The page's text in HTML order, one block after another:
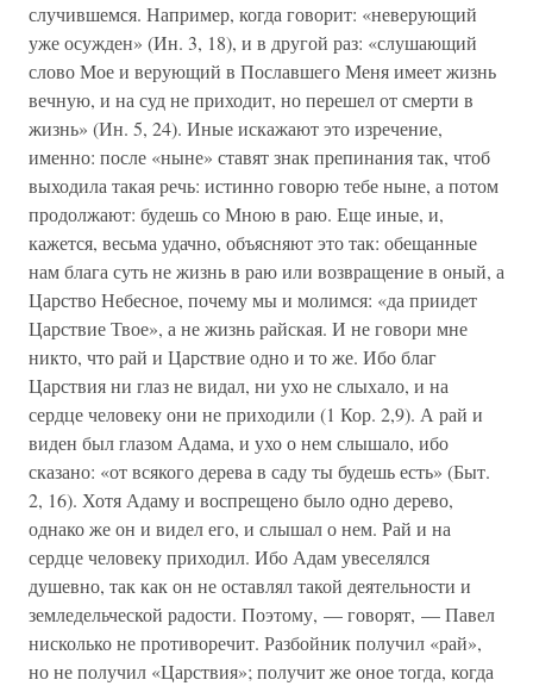
случившемся. Например, когда говорит: «неверующий
уже осужден» (Ин. 3, 18), и в другой раз: «слушающий
слово Мое и верующий в Пославшего Меня имеет жизнь
вечную, и на суд не приходит, но перешел от смерти в
жизнь» (Ин. 5, 24). Иные искажают это изречение,
именно: после «ныне» ставят знак препинания так, чтоб
выходила такая речь: истинно говорю тебе ныне, а потом
продолжают: будешь со Мною в раю. Еще иные, и,
кажется, весьма удачно, объясняют это так: обещанные
нам блага суть не жизнь в раю или возвращение в оный, а
Царство Небесное, почему мы и молимся: «да приидет
Царствие Твое», а не жизнь райская. И не говори мне
никто, что рай и Царствие одно и то же. Ибо благ
Царствия ни глаз не видал, ни ухо не слыхало, и на
сердце человеку они не приходили (1 Кор. 2,9). А рай и
виден был глазом Адама, и ухо о нем слышало, ибо
сказано: «от всякого дерева в саду ты будешь есть» (Быт.
2, 16). Хотя Адаму и воспрещено было одно дерево,
однако же он и видел его, и слышал о нем. Рай и на
сердце человеку приходил. Ибо Адам увеселялся
душевно, так как он не оставлял такой деятельности и
земледельческой радости. Поэтому, — говорят, — Павел
нисколько не противоречит. Разбойник получил «рай»,
но не получил «Царствия»; получит же оное тогда, когда